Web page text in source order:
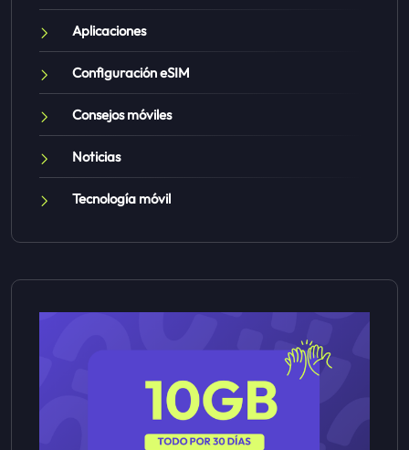
Aplicaciones
Configuración eSIM
Consejos móviles
Noticias
Tecnología móvil